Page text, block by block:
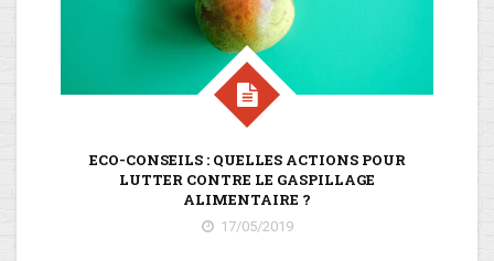
ECO-CONSEILS : QUELLES ACTIONS POUR
LUTTER CONTRE LE GASPILLAGE
ALIMENTAIRE ?
17/05/2019